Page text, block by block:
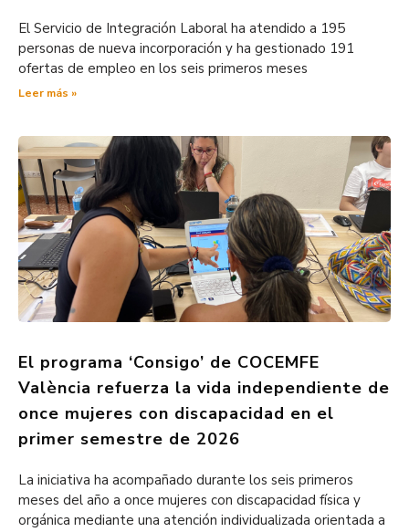
El Servicio de Integración Laboral ha atendido a 195
personas de nueva incorporación y ha gestionado 191
ofertas de empleo en los seis primeros meses
Leer más »
El programa ‘Consigo’ de COCEMFE
València refuerza la vida independiente de
once mujeres con discapacidad en el
primer semestre de 2026
La iniciativa ha acompañado durante los seis primeros
meses del año a once mujeres con discapacidad física y
orgánica mediante una atención individualizada orientada a